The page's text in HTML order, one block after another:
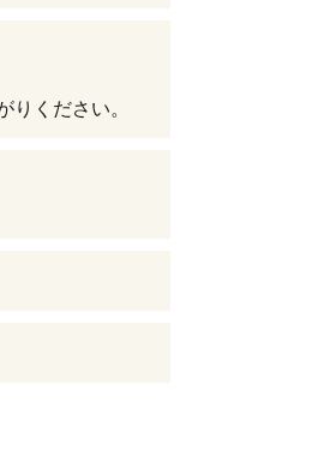
りください。